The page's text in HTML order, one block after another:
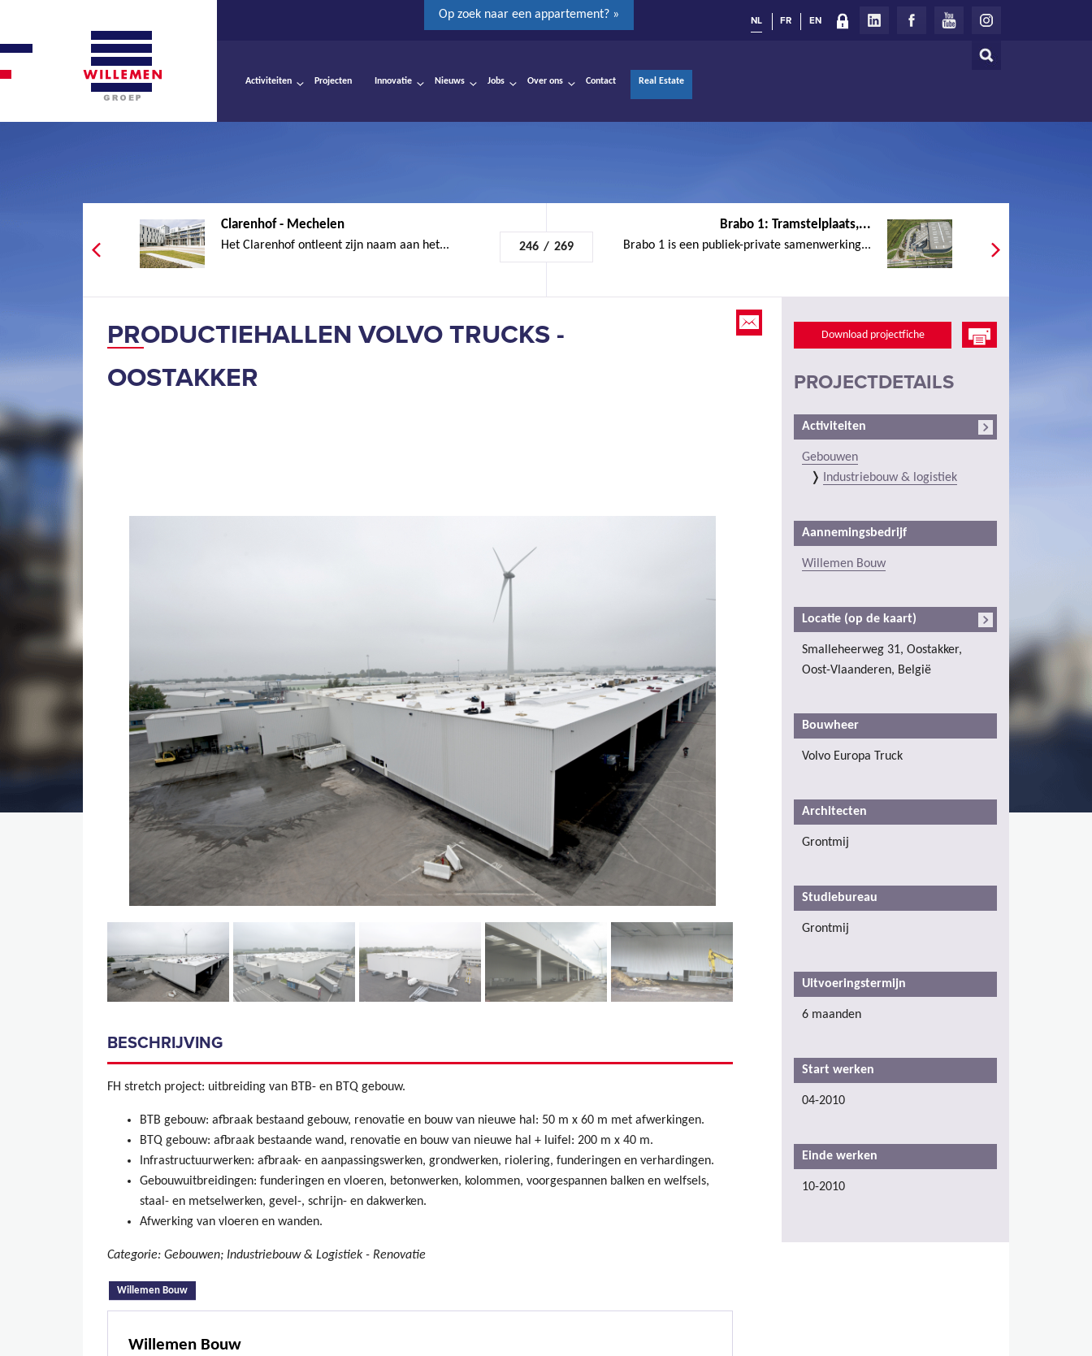
Op zoek naar een appartement? »
Zoeken
NL FR EN
Activiteiten Projecten Innovatie Nieuws Jobs Over ons Contact Real Estate
Clarenhof - Mechelen
Het Clarenhof ontleent zijn naam aan het... 246 / 269
Brabo 1: Tramstelplaats,...
Brabo 1 is een publiek-private samenwerking...
PRODUCTIEHALLEN VOLVO TRUCKS -
OOSTAKKER
BESCHRIJVING
FH stretch project: uitbreiding van BTB- en BTQ gebouw.
BTB gebouw: afbraak bestaand gebouw, renovatie en bouw van nieuwe hal: 50 m x 60 m met afwerkingen.
BTQ gebouw: afbraak bestaande wand, renovatie en bouw van nieuwe hal + luifel: 200 m x 40 m.
Infrastructuurwerken: afbraak- en aanpassingswerken, grondwerken, riolering, funderingen en verhardingen.
Gebouwuitbreidingen: funderingen en vloeren, betonwerken, kolommen, voorgespannen balken en welfsels,
staal- en metselwerken, gevel-, schrijn- en dakwerken.
Afwerking van vloeren en wanden.
Categorie: Gebouwen; Industriebouw & Logistiek - Renovatie
Willemen Bouw
Willemen Bouw
Download projectfiche
PROJECTDETAILS
Activiteiten
Gebouwen
Industriebouw & logistiek
Aannemingsbedrijf
Willemen Bouw
Locatie (op de kaart)
Smalleheerweg 31, Oostakker,
Oost-Vlaanderen, België
Bouwheer
Volvo Europa Truck
Architecten
Grontmij
Studiebureau
Grontmij
Uitvoeringstermijn
6 maanden
Start werken
04-2010
Einde werken
10-2010